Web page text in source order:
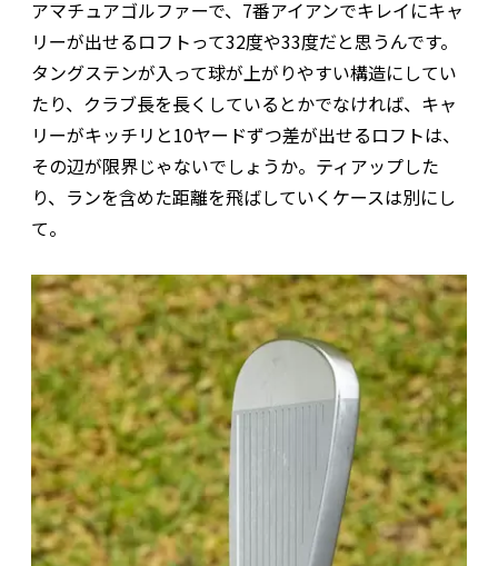
アマチュアゴルファーで、7番アイアンでキレイにキャ
リーが出せるロフトって32度や33度だと思うんです。
タングステンが入って球が上がりやすい構造にしてい
たり、クラブ長を長くしているとかでなければ、キャ
リーがキッチリと10ヤードずつ差が出せるロフトは、
その辺が限界じゃないでしょうか。ティアップした
り、ランを含めた距離を飛ばしていくケースは別にし
て。